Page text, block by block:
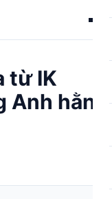
từ IK
hằng